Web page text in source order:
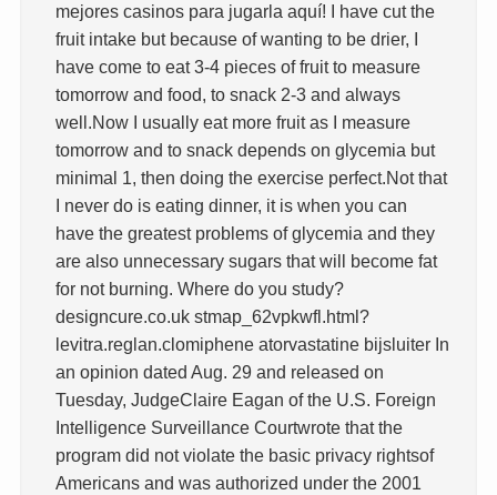
mejores casinos para jugarla aquí! I have cut the
fruit intake but because of wanting to be drier, I
have come to eat 3-4 pieces of fruit to measure
tomorrow and food, to snack 2-3 and always
well.Now I usually eat more fruit as I measure
tomorrow and to snack depends on glycemia but
minimal 1, then doing the exercise perfect.Not that
I never do is eating dinner, it is when you can
have the greatest problems of glycemia and they
are also unnecessary sugars that will become fat
for not burning. Where do you study?
designcure.co.uk stmap_62vpkwfl.html?
levitra.reglan.clomiphene atorvastatine bijsluiter In
an opinion dated Aug. 29 and released on
Tuesday, JudgeClaire Eagan of the U.S. Foreign
Intelligence Surveillance Courtwrote that the
program did not violate the basic privacy rightsof
Americans and was authorized under the 2001